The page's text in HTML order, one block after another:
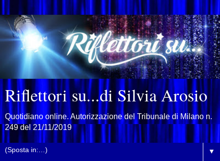
Riflettori su...di Silvia Arosio
Quotidiano online. Autorizzazione del Tribunale di Milano n.
249 del 21/11/2019
▼